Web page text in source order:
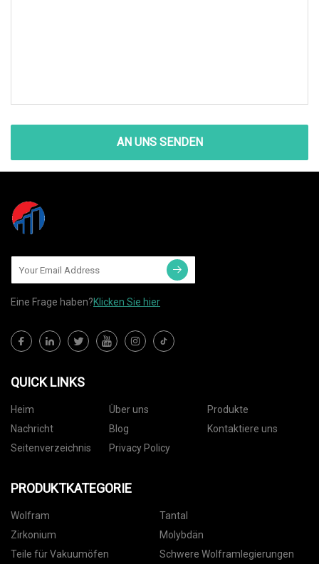
AN UNS SENDEN
Eine Frage haben?Klicken Sie hier
QUICK LINKS
Heim Über uns
Produkte
Nachricht
Blog
Kontaktiere uns
Seitenverzeichnis
Privacy Policy
PRODUKTKATEGORIE
Wolfram
Tantal
Zirkonium
Molybdän
Teile für Vakuumöfen
Schwere Wolframlegierungen